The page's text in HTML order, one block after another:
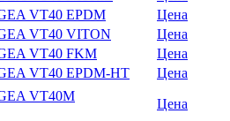
VT40 EPDM
Цена
VT40 VITON
Цена
VT40 FKM
Цена
VT40 EPDM-HT
Цена
VT40M
Цена